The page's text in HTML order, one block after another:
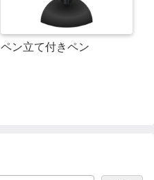
ペン立て付きペン